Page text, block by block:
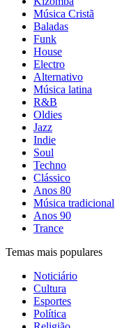
Música Cristã
Baladas
Funk
House
Electro
Alternativo
Música latina
R&B
Oldies
Jazz
Indie
Soul
Techno
Clássico
Anos 80
Música tradicional
Anos 90
Trance
Temas mais populares
Noticiário
Cultura
Esportes
Política